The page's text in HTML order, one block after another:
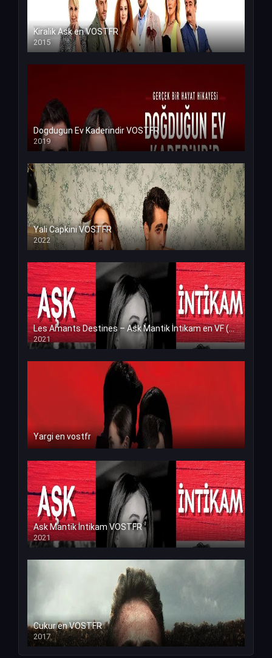
Kiralik Ask en VOSTFR
2015
Dogdugun Ev Kaderindir VOSTFR
2019
Yali Capkini VOSTFR
2022
Les Amants Destines – Ask Mantik İntikam en VF (Voix Francaise)
2021
Yargi en vostfr
Ask Mantik İntikam VOSTFR
2021
Cukur en VOSTFR
2017